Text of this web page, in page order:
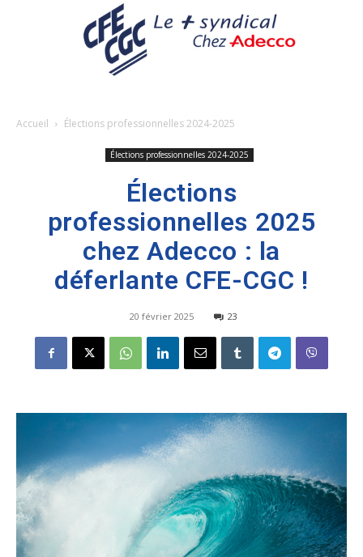
Accueil Élections professionnelles 2024-2025
Élections professionnelles 2024-2025
Élections
professionnelles 2025
chez Adecco : la
déferlante CFE-CGC !
20 février 2025 23